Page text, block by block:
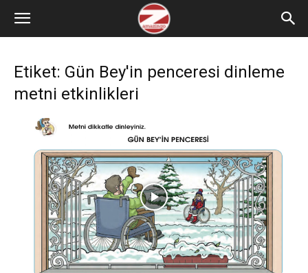
Etiket: Gün Bey'in penceresi dinleme
metni etkinlikleri